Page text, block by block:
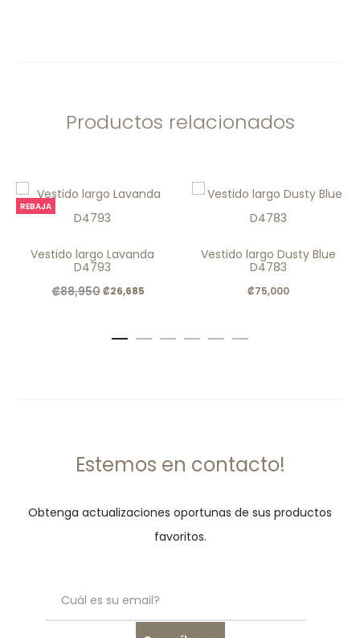
Productos relacionados
REBAJA
Vestido largo Lavanda
D4793
₡88,950 El
original
₡26,685El
actual
Vestido largo Dusty Blue
D4783
₡75,000
Estemos en contacto!
Obtenga actualizaciones oportunas de sus productos
favoritos.